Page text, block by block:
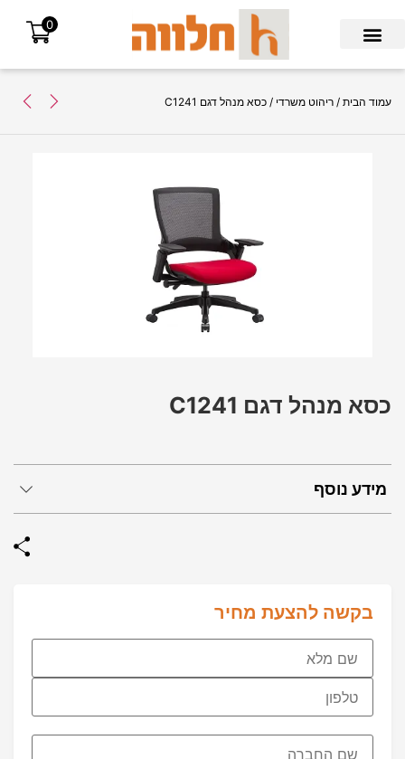
0
עמוד הבית / ריהוט משרדי / כסא מנהל דגם C1241
מידע נוסף
כסא מנהל דגם C1241
בקשה להצעת מחיר